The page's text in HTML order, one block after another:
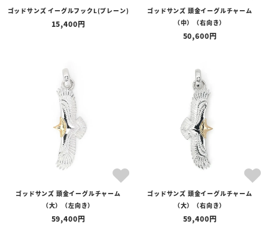
価格
在庫あり
在庫なしを含む
ゴッドサンズ イーグルフックL(プレーン)
15,400
ゴッドサンズ 頭金イーグルチャーム
（中）（右向き）
50,600
ゴッドサンズ 頭金イーグルチャーム
（大）（左向き）
59,400
ゴッドサンズ 頭金イーグルチャーム
（大）（右向き）
59,400